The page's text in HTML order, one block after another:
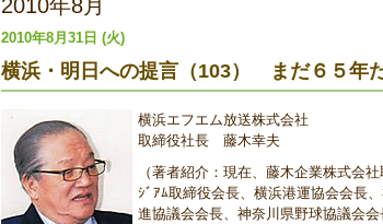
2010年8月
2010年8月31日 (火)
横浜・明日への提言（103） まだ６５年
横浜エフエム放送株式会社
取締役社長 藤木幸夫
（著者紹介：現在、藤木企業株式会
ｼﾞｱﾑ取締役会長、横浜港運協会会長
進協議会会長、神奈川県野球協議会